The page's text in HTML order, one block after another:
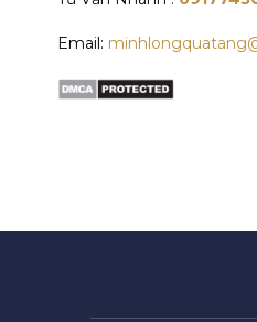
Email: